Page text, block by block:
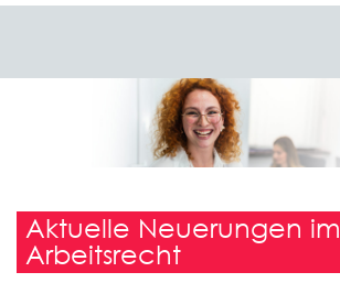
Aktuelle Neuerungen im
Arbeitsrecht